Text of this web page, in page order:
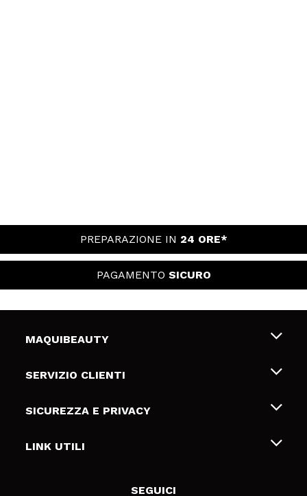
PREPARAZIONE IN 24 ORE*
PAGAMENTO SICURO
MAQUIBEAUTY
Chi siamo
Gift Cards
SERVIZIO CLIENTI
Spedizioni & Resi
Metodi di pagamamento
SICUREZZA E PRIVACY
Termini e condizioni
LINK UTILI
SEGUICI